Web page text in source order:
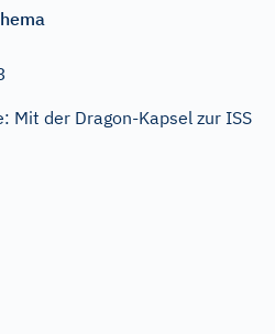
Mit der Dragon-Kapsel zur ISS